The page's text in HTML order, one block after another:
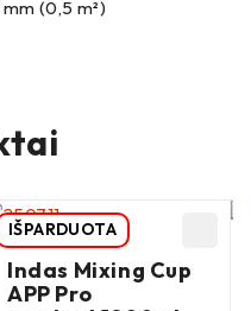
(0,5 m²)
IŠPARDUOTA
Indas Mixing Cup
APP Pro